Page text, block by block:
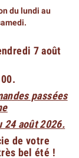
du lundi au
7 août
passées
24 août 2026.
de votre
bel été !